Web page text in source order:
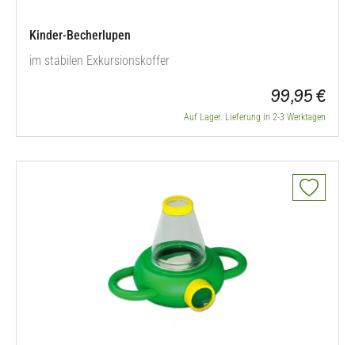
Kinder-Becherlupen
im stabilen Exkursionskoffer
99,95 €
Auf Lager. Lieferung in 2-3 Werktagen